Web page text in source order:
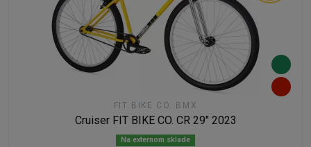
FIT BIKE CO. BMX
Cruiser FIT BIKE CO. CR 29" 2023
Na externom sklade